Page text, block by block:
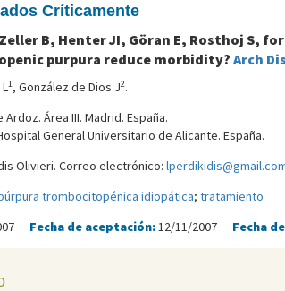
Críticamente
B, Henter JI, Göran E, Rosthoj S,
purpura reduce morbidity? Arch
1, González de Dios J2.
Área III. Madrid. España.
General Universitario de Alicante. España.
Olivieri. Correo electrónico:
trombocitopénica idiopática; tratamiento
Fecha de aceptación:12/11/2007 Fecha